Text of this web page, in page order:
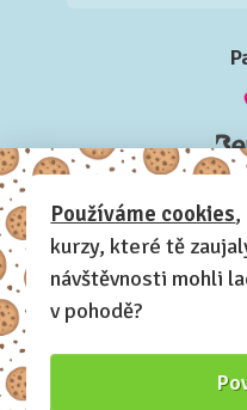
Používáme cookies,
kurzy, které tě
návštěvnosti mohli
v pohodě?